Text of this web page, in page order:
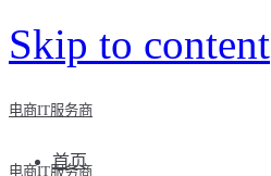
Skip to content
电商IT服务商
首页
电商IT服务商